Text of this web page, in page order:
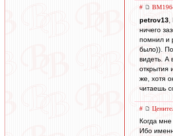
#
petrov13
ничего
помнил и
было)).
видеть. А
открытия
же, хотя
читаешь
#
Когда
Ибо